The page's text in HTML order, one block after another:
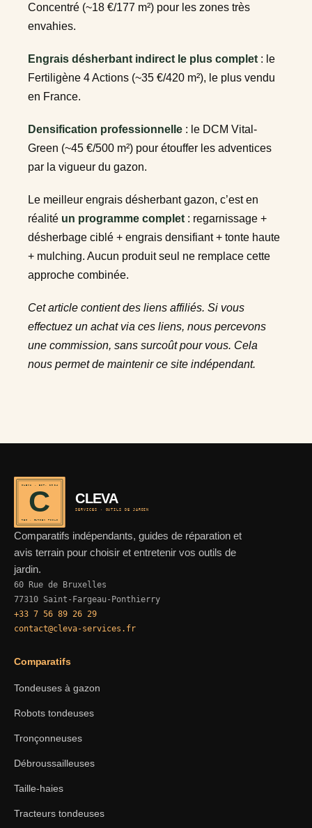
Concentré (~18 €/177 m²) pour les zones très
envahies.
Engrais désherbant indirect le plus complet : le
Fertiligène 4 Actions (~35 €/420 m²), le plus vendu
en France.
Densification professionnelle : le DCM Vital-
Green (~45 €/500 m²) pour étouffer les adventices
par la vigueur du gazon.
Le meilleur engrais désherbant gazon, c’est en
réalité un programme complet : regarnissage +
désherbage ciblé + engrais densifiant + tonte haute
+ mulching. Aucun produit seul ne remplace cette
approche combinée.
Cet article contient des liens affiliés. Si vous
effectuez un achat via ces liens, nous percevons
une commission, sans surcoût pour vous. Cela
nous permet de maintenir ce site indépendant.
C
CLEVA · EST. 2024
REF · GARDEN TOOLS
CLEVA
SERVICES · OUTILS DE JARDIN
Comparatifs indépendants, guides de réparation et
avis terrain pour choisir et entretenir vos outils de
jardin.
60 Rue de Bruxelles
77310 Saint-Fargeau-Ponthierry
+33 7 56 89 26 29
contact@cleva-services.fr
Comparatifs
Tondeuses à gazon
Robots tondeuses
Tronçonneuses
Débroussailleuses
Taille-haies
Tracteurs tondeuses